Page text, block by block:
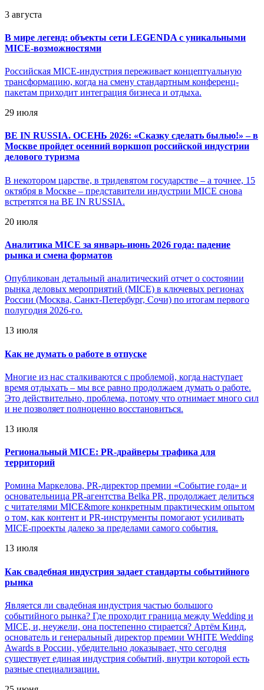
3 августа
В мире легенд: объекты сети LEGENDA с уникальными
MICE-возможностями
Российская MICE-индустрия переживает концептуальную
трансформацию, когда на смену стандартным конференц-
пакетам приходит интеграция бизнеса и отдыха.
29 июля
BE IN RUSSIA. ОСЕНЬ 2026: «Сказку сделать былью!» – в
Москве пройдет осенний воркшоп российской индустрии
делового туризма
В некотором царстве, в тридевятом государстве – а точнее, 15
октября в Москве – представители индустрии MICE снова
встретятся на BE IN RUSSIA.
20 июля
Аналитика MICE за январь-июнь 2026 года: падение
рынка и смена форматов
Опубликован детальный аналитический отчет о состоянии
рынка деловых мероприятий (MICE) в ключевых регионах
России (Москва, Санкт-Петербург, Сочи) по итогам первого
полугодия 2026-го.
13 июля
Как не думать о работе в отпуске
Многие из нас сталкиваются с проблемой, когда наступает
время отдыхать – мы все равно продолжаем думать о работе.
Это действительно, проблема, потому что отнимает много сил
и не позволяет полноценно восстановиться.
13 июля
Региональный MICE: PR-драйверы трафика для
территорий
Ромина Маркелова, PR-директор премии «Событие года» и
основательница PR-агентства Belka PR, продолжает делиться
с читателями MICE&more конкретным практическим опытом
о том, как контент и PR-инструменты помогают усиливать
MICE-проекты далеко за пределами самого события.
13 июля
Как свадебная индустрия задает стандарты событийного
рынка
Является ли свадебная индустрия частью большого
событийного рынка? Где проходит граница между Wedding и
MICE, и, неужели, она постепенно стирается? Артём Кинд,
основатель и генеральный директор премии WHITE Wedding
Awards в России, убедительно доказывает, что сегодня
существует единая индустрия событий, внутри которой есть
разные специализации.